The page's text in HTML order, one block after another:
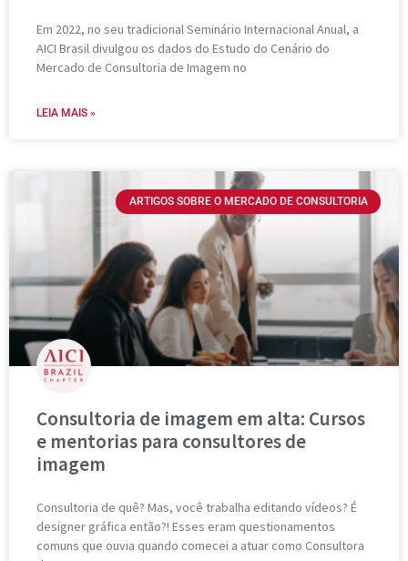
Em 2022, no seu tradicional Seminário Internacional Anual, a
AICI Brasil divulgou os dados do Estudo do Cenário do
Mercado de Consultoria de Imagem no
LEIA MAIS »
ARTIGOS SOBRE O MERCADO DE CONSULTORIA
Consultoria de imagem em alta: Cursos
e mentorias para consultores de
imagem
Consultoria de quê? Mas, você trabalha editando vídeos? É
designer gráfica então?! Esses eram questionamentos
comuns que ouvia quando comecei a atuar como Consultora